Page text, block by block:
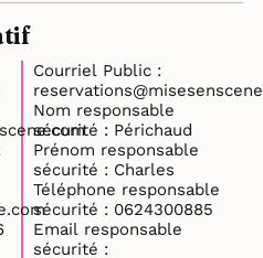
Courriel Public :
Nom responsable
sécurité : Périchaud
Prénom responsable
sécurité : Charles
Téléphone responsable
sécurité : 0624300885
Email responsable
sécurité :